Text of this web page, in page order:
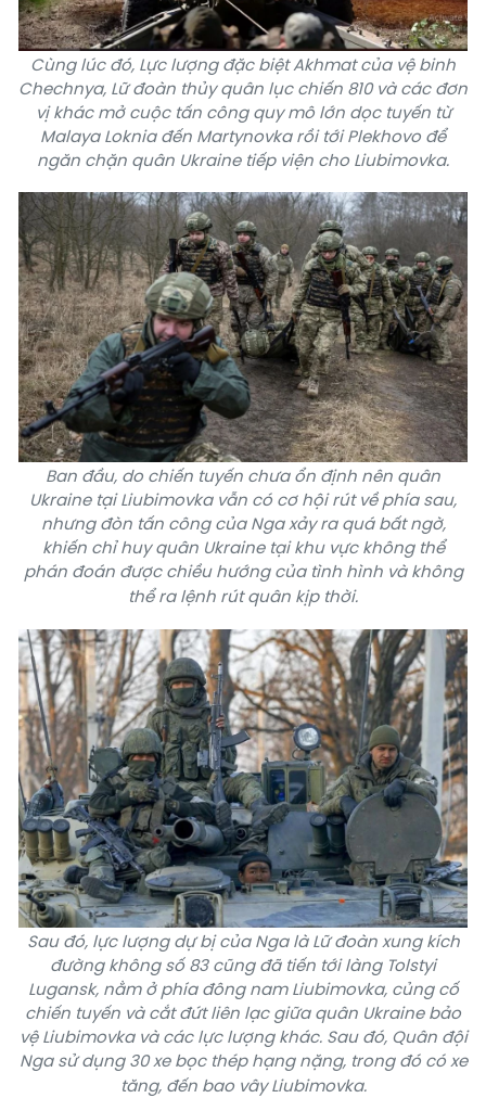
Cùng lúc đó, Lực lượng đặc biệt Akhmat của vệ binh
Chechnya, Lữ đoàn thủy quân lục chiến 810 và các đơn
vị khác mở cuộc tấn công quy mô lớn dọc tuyến từ
Malaya Loknia đến Martynovka rồi tới Plekhovo để
ngăn chặn quân Ukraine tiếp viện cho Liubimovka.
Ban đầu, do chiến tuyến chưa ổn định nên quân
Ukraine tại Liubimovka vẫn có cơ hội rút về phía sau,
nhưng đòn tấn công của Nga xảy ra quá bất ngờ,
khiến chỉ huy quân Ukraine tại khu vực không thể
phán đoán được chiều hướng của tình hình và không
thể ra lệnh rút quân kịp thời.
Sau đó, lực lượng dự bị của Nga là Lữ đoàn xung kích
đường không số 83 cũng đã tiến tới làng Tolstyi
Lugansk, nằm ở phía đông nam Liubimovka, củng cố
chiến tuyến và cắt đứt liên lạc giữa quân Ukraine bảo
vệ Liubimovka và các lực lượng khác. Sau đó, Quân đội
Nga sử dụng 30 xe bọc thép hạng nặng, trong đó có xe
tăng, đến bao vây Liubimovka.